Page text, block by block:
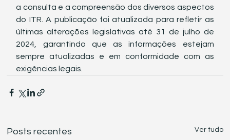
a consulta e a compreensão dos diversos aspectos
do ITR. A publicação foi atualizada para refletir as
últimas alterações legislativas até 31 de julho de
2024, garantindo que as informações estejam
sempre atualizadas e em conformidade com as
exigências legais.
Posts recentes Ver tudo